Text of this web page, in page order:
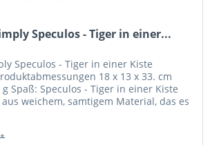
Speculos - Tiger in einer...
Speculos - Tiger in einer Kiste
‎18 x 13 x 33. cm
Spaß: Speculos - Tiger in einer Kiste
weichem, samtigem Material, das es